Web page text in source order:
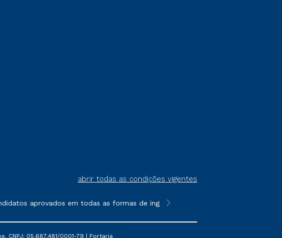
abrir todas as condições vigentes
aprovados em todas as formas de ingresso, exceto na prova on-line
**Semipresencial é um formato do
05.687.481/0001-79 | Portaria